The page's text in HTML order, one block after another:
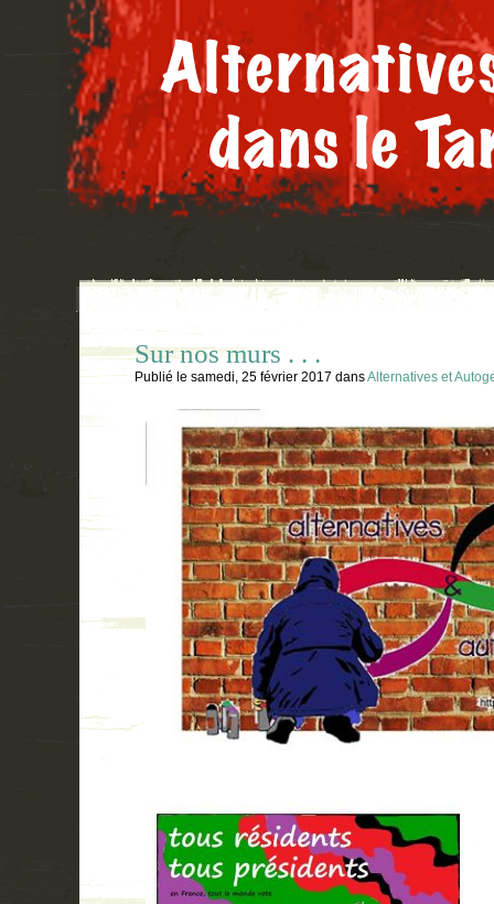
Sur nos murs . . .
Publié le samedi, 25 février 2017 dansAlternatives et